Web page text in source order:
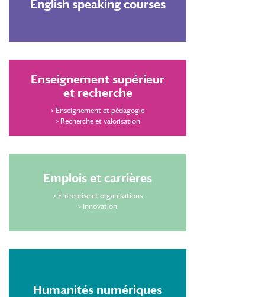
English speaking courses
Enseignement supérieur
et recherche
> Enseignement et pédagogie
> Recherche et valorisation
Emplois et carrières
> Entreprise et organisations
> Innovation
Humanités numériques